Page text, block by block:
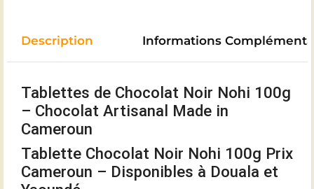
Description Informations
Tablettes de Chocolat Noir Nohi 100g
– Chocolat Artisanal Made in
Cameroun
Tablette Chocolat Noir Nohi 100g Prix
Cameroun – Disponibles à Douala et